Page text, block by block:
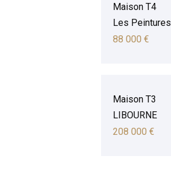
Maison T4
Les Peintures
88 000 €
Maison T3
LIBOURNE
208 000 €